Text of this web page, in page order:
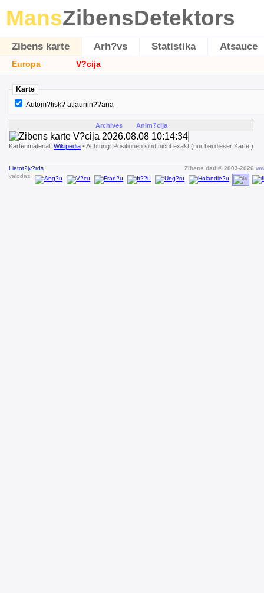
MansZibensDetektors
Zibens karte Arh?vs Statistika Atsauce
Europa V?cija
Karte
Autom?tisk? atjaunin??ana
Archives Anim?cija
Kartenmaterial: Wikipedia • Achtung: Positionen sind nicht exakt (nur bei dieser Karte!)
Lietot?jv?rds
valodas:
Zibens dati © 2003-2026